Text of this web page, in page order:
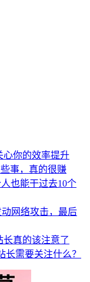
心你的效率提升
事，真的很赚
也能干过去10个
网络攻击，最后
真的该注意了
长需要关注什么？